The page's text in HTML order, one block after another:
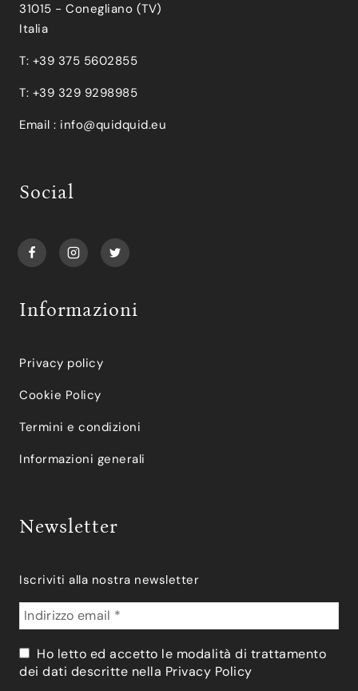
31015 - Conegliano (TV)
Italia
T: +39 375 5602855
T: +39 329 9298985
Email : info@quidquid.eu
Social
Informazioni
Privacy policy
Cookie Policy
Termini e condizioni
Informazioni generali
Newsletter
Iscriviti alla nostra newsletter
Ho letto ed accetto le modalità di trattamento
dei dati descritte nella Privacy Policy